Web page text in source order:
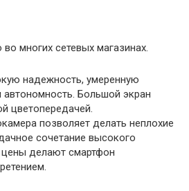
многих сетевых магазинах.
надежность, умеренную
автономность. Большой экран
цветопередачей.
позволяет делать неплохие
сочетание высокого
цены делают смартфон